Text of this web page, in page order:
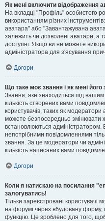
Як мені включити відображення
На вкладці "Профіль" особистого
використанням різних
аватара" або "Завантажувана
залежить чи дозволені аватари, а
доступні. Якщо ви не можете
адміністратора для з'ясування
Догори
Що таке моє звання і як мені його
Звання, яке знаходиться під
кількість створених вами
користувачів, таких як модератори
можете безпосередньо змінювати
встановлюються адміністратором.
непотрібними повідомленнями
звання. За це модератори чи
кількість написаних вами
Догори
Коли я натискаю на посилання
залогуватись!
Тільки зареєстровані користувачі
на форумі через вбудовану форму,
функцію. Це зроблено для того,